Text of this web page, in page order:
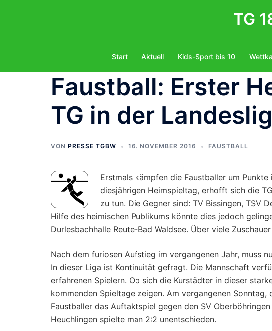
TG
Start Aktuell Kids-Sport bis 10
Faustball: Erster
TG in der
VON PRESSE TGBW 16. NOVEMBER 2016 FAUSTBALL
Erstmals kämpfen die Faustballer um
diesjährigen Heimspieltag, erhofft sich die
zu tun. Die Gegner sind: TV Bissingen, TSV
Hilfe des heimischen Publikums könnte dies jedoch
Durlesbachhalle Reute-Bad Waldsee. Über viele
Nach dem furiosen Aufstieg im vergangenen Jahr, muss
In dieser Liga ist Kontinuität gefragt. Die Mannschaft
erfahrenen Spielern. Ob sich die Kurstädter in dieser
kommenden Spieltage zeigen. Am vergangenen
Faustballer das Auftaktspiel gegen den SV
Heuchlingen spielte man 2:2 unentschieden.